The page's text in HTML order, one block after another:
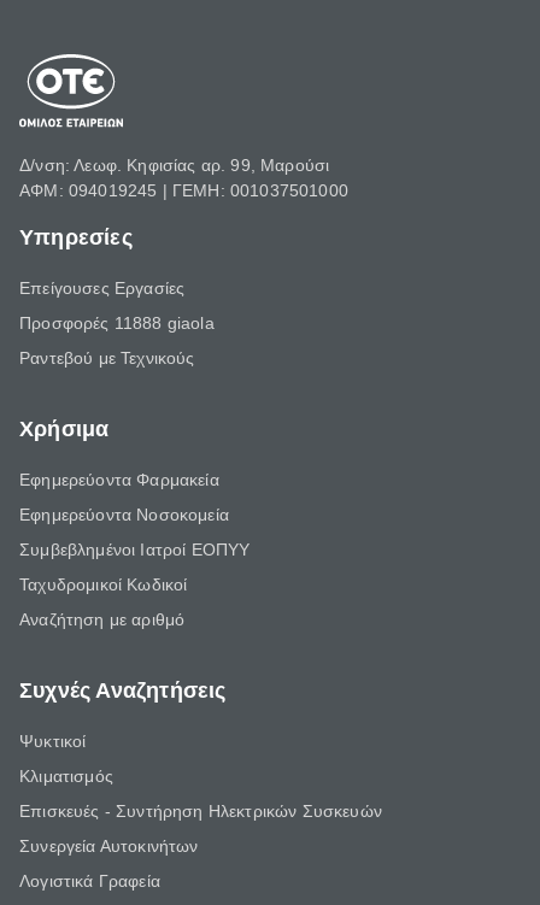
Δ/νση: Λεωφ. Κηφισίας αρ. 99, Μαρούσι
ΑΦΜ: 094019245 | ΓΕΜΗ: 001037501000
Υπηρεσίες
Επείγουσες Εργασίες
Προσφορές 11888 giaola
Ραντεβού με Τεχνικούς
Χρήσιμα
Εφημερεύοντα Φαρμακεία
Εφημερεύοντα Νοσοκομεία
Συμβεβλημένοι Ιατροί ΕΟΠΥΥ
Ταχυδρομικοί Κωδικοί
Αναζήτηση με αριθμό
Συχνές Αναζητήσεις
Ψυκτικοί
Κλιματισμός
Επισκευές - Συντήρηση Ηλεκτρικών Συσκευών
Συνεργεία Αυτοκινήτων
Λογιστικά Γραφεία